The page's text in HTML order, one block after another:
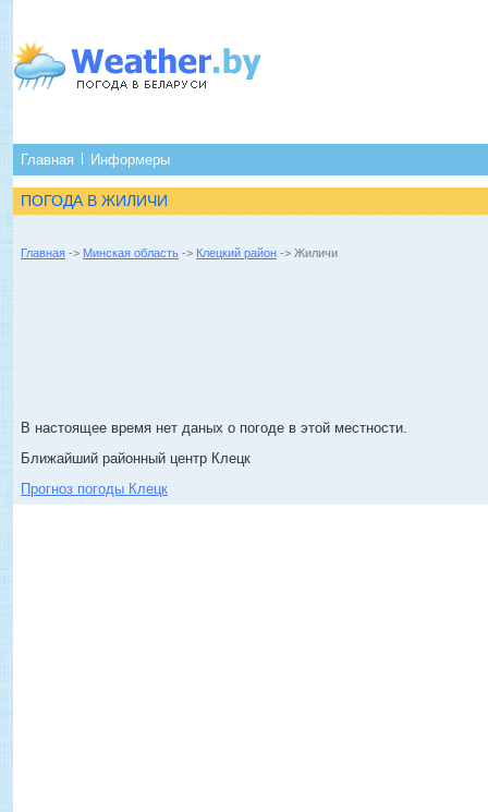
Главная Информеры
ПОГОДА В ЖИЛИЧИ
Главная -> Минская область -> Клецкий район -> Жиличи
В настоящее время нет даных о погоде в этой местности.
Ближайший районный центр Клецк
Прогноз погоды Клецк